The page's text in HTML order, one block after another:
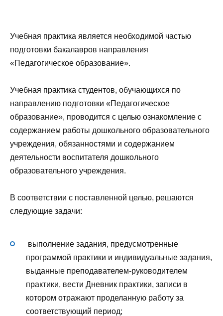
Учебная практика является необходимой частью
подготовки бакалавров направления
«Педагогическое образование».
Учебная практика студентов, обучающихся по
направлению подготовки «Педагогическое
образование», проводится с целью ознакомление с
содержанием работы дошкольного образовательного
учреждения, обязанностями и содержанием
деятельности воспитателя дошкольного
образовательного учреждения.
В соответствии с поставленной целью, решаются
следующие задачи:
выполнение задания, предусмотренные
программой практики и индивидуальные задания,
выданные преподавателем-руководителем
практики, вести Дневник практики, записи в
котором отражают проделанную работу за
соответствующий период;